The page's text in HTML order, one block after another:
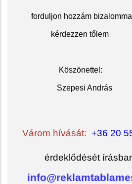
forduljon hozzám
kérdezzen tőlem
Köszönettel:
Szepesi András
Várom hívását: +36 20
érdeklődését